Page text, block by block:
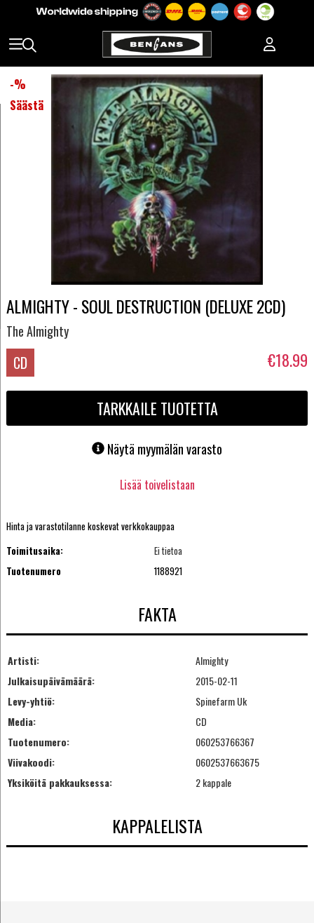
-%
Säästä
ALMIGHTY - SOUL DESTRUCTION (DELUXE 2CD)
The Almighty
CD €18.99
TARKKAILE TUOTETTA
Näytä myymälän varasto
Lisää toivelistaan
Hinta ja varastotilanne koskevat verkkokauppaa
Toimitusaika:
Ei tietoa
Tuotenumero
1188921
FAKTA
Artisti:
Almighty
Julkaisupäivämäärä:
2015-02-11
Levy-yhtiö:
Spinefarm Uk
Media:
CD
Tuotenumero:
060253766367
Viivakoodi:
0602537663675
Yksiköitä pakkauksessa:
2 kappale
KAPPALELISTA